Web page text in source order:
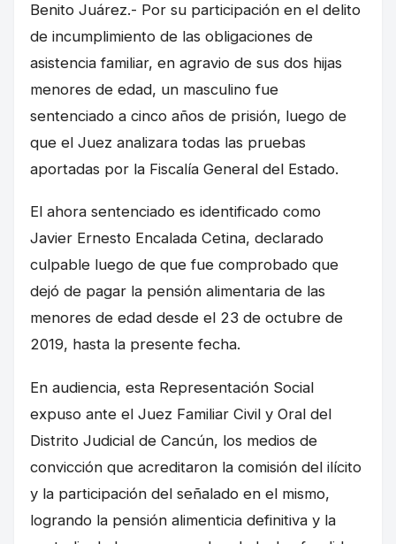
Benito Juárez.- Por su participación en el delito
de incumplimiento de las obligaciones de
asistencia familiar, en agravio de sus dos hijas
menores de edad, un masculino fue
sentenciado a cinco años de prisión, luego de
que el Juez analizara todas las pruebas
aportadas por la Fiscalía General del Estado.
El ahora sentenciado es identificado como
Javier Ernesto Encalada Cetina, declarado
culpable luego de que fue comprobado que
dejó de pagar la pensión alimentaria de las
menores de edad desde el 23 de octubre de
2019, hasta la presente fecha.
En audiencia, esta Representación Social
expuso ante el Juez Familiar Civil y Oral del
Distrito Judicial de Cancún, los medios de
convicción que acreditaron la comisión del ilícito
y la participación del señalado en el mismo,
logrando la pensión alimenticia definitiva y la